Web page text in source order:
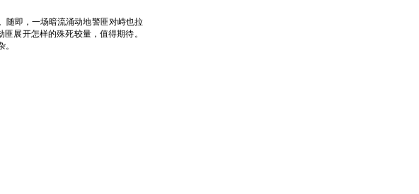
随即，一场暗流涌动地警匪对峙也拉
展开怎样的殊死较量，值得期待。